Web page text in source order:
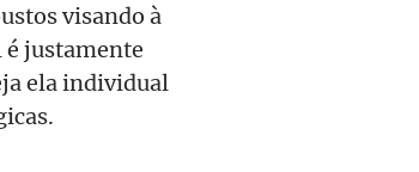
visando à
é justamente
ela individual